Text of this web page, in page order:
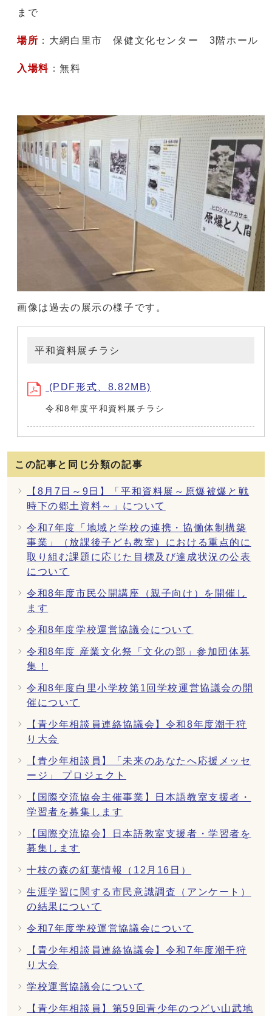
まで
場所 ：大網白里市 保健文化センター 3階ホール
入場料 ：無料
画像は過去の展示の様子です。
平和資料展チラシ
(PDF形式、8.82MB)
令和8年度平和資料展チラシ
この記事と同じ分類の記事
【8月7日～9日】「平和資料展～原爆被爆と戦
時下の郷土資料～」について
令和7年度「地域と学校の連携・協働体制構築
事業」（放課後子ども教室）における重点的に
取り組む課題に応じた目標及び達成状況の公表
について
令和8年度市民公開講座（親子向け）を開催し
ます
令和8年度学校運営協議会について
令和8年度 産業文化祭「文化の部」参加団体募
集！
令和8年度白里小学校第1回学校運営協議会の開
催について
【青少年相談員連絡協議会】令和8年度潮干狩
り大会
【青少年相談員】「未来のあなたへ応援メッセ
ージ」 プロジェクト
【国際交流協会主催事業】日本語教室支援者・
学習者を募集します
【国際交流協会】日本語教室支援者・学習者を
募集します
十枝の森の紅葉情報（12月16日）
生涯学習に関する市民意識調査（アンケート）
の結果について
令和7年度学校運営協議会について
【青少年相談員連絡協議会】令和7年度潮干狩
り大会
学校運営協議会について
【青少年相談員】第59回青少年のつどい山武地